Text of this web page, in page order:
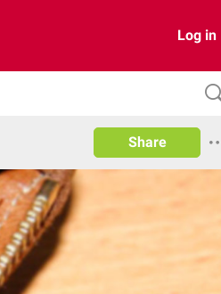
Log in
Share